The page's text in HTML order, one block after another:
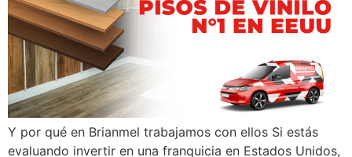
Y por qué en Brianmel trabajamos con ellos Si estás
evaluando invertir en una franquicia en Estados Unidos,